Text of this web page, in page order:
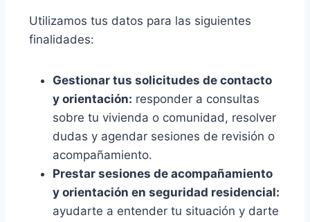
Utilizamos tus datos para las siguientes
finalidades:
Gestionar tus solicitudes de contacto
y orientación: responder a consultas
sobre tu vivienda o comunidad, resolver
dudas y agendar sesiones de revisión o
acompañamiento.
Prestar sesiones de acompañamiento
y orientación en seguridad residencial:
ayudarte a entender tu situación y darte